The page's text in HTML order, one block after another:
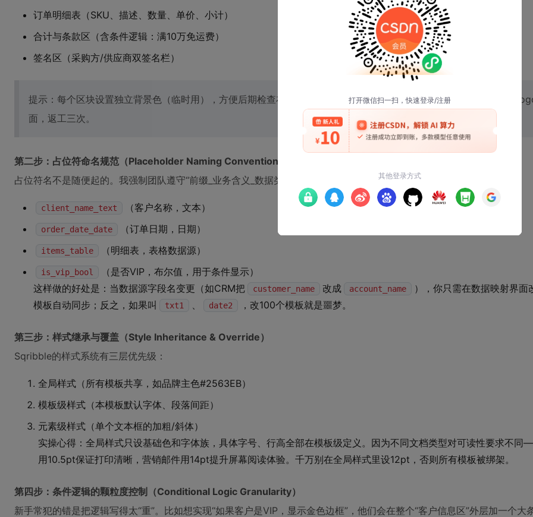
订单明细表（SKU、描述、数量、单价、小计）
合计与条款区（含条件逻辑：满10万免运费）
签名区（采购方/供应商双签名栏）
提示：每个区块设置独立背景色（临时用），方便后期检查布局是否重叠。很多新手跳过这步，结果填入长地址时把
面，返工三次。
第二步：占位符命名规范（Placeholder Naming Convention）
占位符名不是随便起的。我强制团队遵守“前缀_业务含义_数据类型”规则：
client_name_text （客户名称，文本）
order_date_date （订单日期，日期）
items_table （明细表，表格数据源）
is_vip_bool
（是否VIP，布尔值，用于条件显示）
这样做的好处是：当数据源字段名变更（如CRM把
customer_name 改成 account_name
），你只需在数据映射界面
模板自动同步；反之，如果叫
txt1 、 date2 ，改100个模板就是噩梦。
第三步：样式继承与覆盖（Style Inheritance & Override）
Sqribble的样式系统有三层优先级：
全局样式（所有模板共享，如品牌主色#2563EB）
模板级样式（本模板默认字体、段落间距）
元素级样式（单个文本框的加粗/斜体）
实操心得：全局样式只设基础色和字体族，具体字号、行高全部在模板级定义。因为不同文档类型对可读性要求不
用10.5pt保证打印清晰，营销邮件用14pt提升屏幕阅读体验。千万别在全局样式里设12pt，否则所有模板被绑架。
第四步：条件逻辑的颗粒度控制（Conditional Logic Granularity）
新手常犯的错是把逻辑写得太“重”。比如想实现“如果客户是VIP，显示金色边框”，他们会在整个“客户信息区”外层加一个大